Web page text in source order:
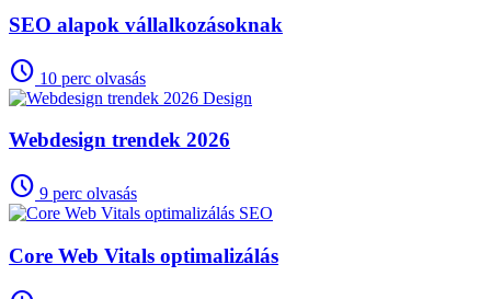
SEO alapok vállalkozásoknak
schedule 10 perc olvasás
Design
Webdesign trendek 2026
schedule 9 perc olvasás
SEO
Core Web Vitals optimalizálás